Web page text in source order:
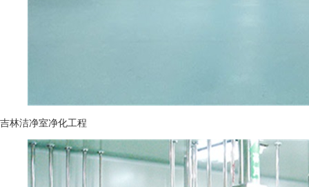
吉林洁净室净化工程